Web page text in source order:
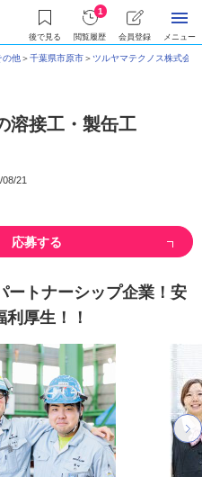
後で見る
1
閲覧履歴 会員登録 メニュー
の他＞千葉県市原市＞ツルヤマテクノス株式会社
溶接工・製缶工
21
応募する
ートナーシップ企業！安
厚生！！